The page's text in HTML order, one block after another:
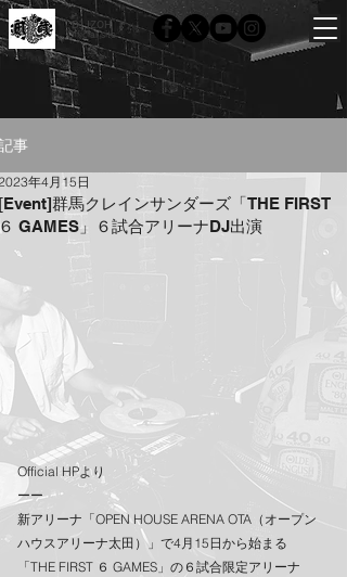
DJ IZOH
Official site
事
群馬クレインサンダーズ「THE FIRST
GAMES」６試合アリーナDJ出演
年4月15日
Official HPより
ーー
新アリーナ「OPEN HOUSE ARENA OTA（オープン
ハウスアリーナ太田）」で4月15日から始まる
「THE FIRST ６ GAMES」の６試合限定アリーナ